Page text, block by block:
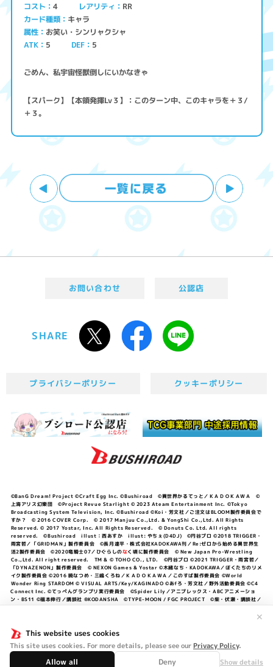
This website uses cookies
This site uses cookies. For more details, please see our Privacy Policy.
Allow all Deny Show details
✕
コスト 4 レアリティ RR
カード種類 キャラ
属性 お笑い・シンリャクシャ
ATK 5 DEF 5
ごめん、私宇宙怪獣倒しにいかなきゃ
【スパーク】【本領発揮Lv３】：このターン中、このキャラを＋３/
＋３。
お問い合わせ 公認店
SHARE
プライバシーポリシー クッキーポリシー
©BanG Dream! Project ©Craft Egg Inc. ©Bushiroad ©異世界かるてっと／ＫＡＤＯＫＡＷＡ ©
上海アリス幻樂団 ©Project Revue Starlight © 2023 Ateam Entertainment Inc. ©Tokyo
Broadcasting System Television, Inc. ©Bushiroad ©Koi・芳文社／ご注文はBLOOM製作委員会で
すか？ © 2016 COVER Corp. © 2017 Manjuu Co.,Ltd. & YongShi Co.,Ltd. All Rights
Reserved. © 2017 Yostar, Inc. All Rights Reserved. © Donuts Co. Ltd. All rights
reserved. ©Bushiroad illust：西あすか illust: やちぇ(D4DJ) ©円谷プロ ©2018 TRIGGER・
雨宮哲／「GRIDMAN」製作委員会 ©長月達平・株式会社KADOKAWA刊／Re:ゼロから始める異世界生
活2製作委員会 ©2020竜騎士07／ひぐらしのなく頃に製作委員会 © New Japan Pro-Wrestling
Co.,Ltd. All right reserved. TM & © TOHO CO., LTD. ©円谷プロ ©2021 TRIGGER・雨宮哲／
「DYNAZENON」製作委員会 © NEXON Games & Yostar ©木緒なち・KADOKAWA／ぼくたちのリメ
イク製作委員会 ©2016 暁なつめ・三嶋くろね／ＫＡＤＯＫＡＷＡ／このすば製作委員会 ©World
Wonder Ring STARDOM © VISUAL ARTS/Key/KAGINADO ©あfろ・芳文社／野外活動委員会 ©C4
Connect Inc. ©てっぺんグランプリ実行委員会 ©Spider Lily／アニプレックス・ABCアニメーショ
ン・BS11 ©福本伸行／講談社 ®KODANSHA ©TYPE-MOON / FGC PROJECT ©柴・伏瀬・講談社／
©中村力斗・野澤ゆき子／集英社・君のことが大大大大大好きな製作委員会 ©IIS-P／ぽんのみち製作委
員会 ©円谷プロ ©2023 TRIGGER・雨宮哲／「劇場版グリッドマンユニバース」製作委員会 © NEXON
Games／アビドス商店街 ©プロジェクトラブライブ！蓮ノ空女学院スクールアイドルクラブ ©「勇気爆
発バーンブレイバーン」製作委員会